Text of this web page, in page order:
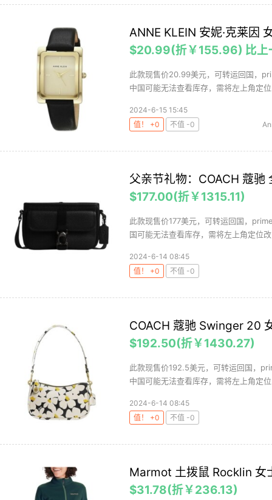
ANNE KLEIN 安妮·克莱因
$20.99(折￥155.96) 比上
此款现售价20.99美元，可转运回国，
中国可能无法查看库存，需将左上角定
2024-6-15 15:45
值！ +0
不值 -0
父亲节礼物：COACH 蔻驰
$177.00(折￥1315.11)
此款现售价177美元，可转运回国，
国可能无法查看库存，需将左上角定位
2024-6-14 08:45
值！ +0
不值 -0
COACH 蔻驰 Swinger 20
$192.50(折￥1430.27)
此款现售价192.5美元，可转运回国，
中国可能无法查看库存，需将左上角定
2024-6-14 08:45
值！ +0
不值 -0
Marmot 土拨鼠 Rocklin 女
$31.78(折￥236.13)